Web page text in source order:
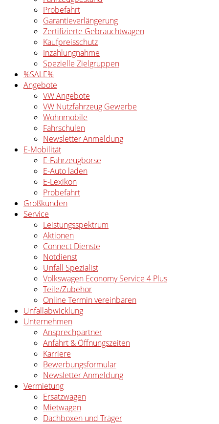
Probefahrt
Garantieverlängerung
Zertifizierte Gebrauchtwagen
Kaufpreisschutz
Inzahlungnahme
Spezielle Zielgruppen
%SALE%
Angebote
VW Angebote
VW Nutzfahrzeug Gewerbe
Wohnmobile
Fahrschulen
Newsletter Anmeldung
E-Mobilität
E-Fahrzeugbörse
E-Auto laden
E-Lexikon
Probefahrt
Großkunden
Service
Leistungsspektrum
Aktionen
Connect Dienste
Notdienst
Unfall Spezialist
Volkswagen Economy Service 4 Plus
Teile/Zubehör
Online Termin vereinbaren
Unfallabwicklung
Unternehmen
Ansprechpartner
Anfahrt & Öffnungszeiten
Karriere
Bewerbungsformular
Newsletter Anmeldung
Vermietung
Ersatzwagen
Mietwagen
Dachboxen und Träger